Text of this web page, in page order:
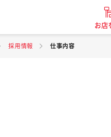
お店
採用情報 仕事内容